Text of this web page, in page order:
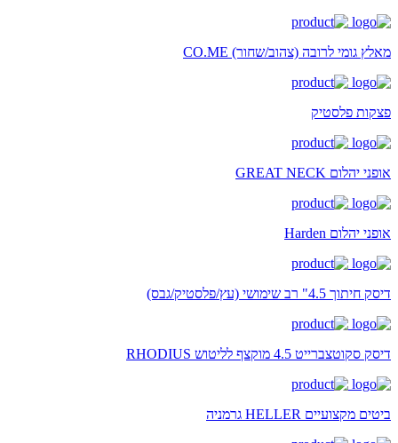
מאלץ גומי לרובה (צהוב/שחור) CO.ME
פצקות פלסטיק
אופני יהלום GREAT NECK
אופני יהלום Harden
דיסק חיתוך 4.5" רב שימושי (עץ/פלסטיק/גבס)
דיסק סקוטצברייט 4.5 מוקצף לליטוש RHODIUS
ביטים מקצועיים HELLER גרמניה